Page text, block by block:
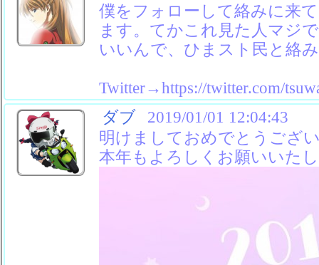
僕をフォローして絡みに来
ます。てかこれ見た人マジ
いいんで、ひまスト民と絡
Twitter→https://twitter.com/
ダブ
2019/01/01 12:04:43
明けましておめでとうござ
本年もよろしくお願いいた